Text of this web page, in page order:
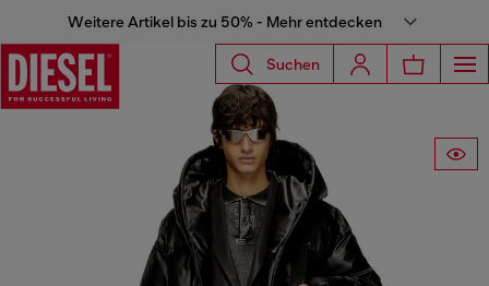
Weitere Artikel bis zu 50% - Mehr entdecken
Suchen